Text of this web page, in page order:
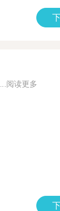
阅读更多